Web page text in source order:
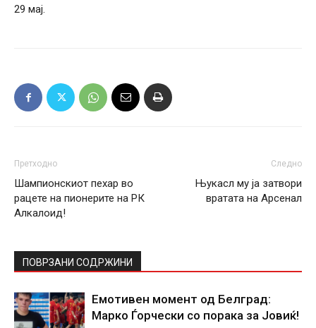
29 мај.
Претходно
Шампионскиот пехар во
рацете на пионерите на РК
Алкалоид!
Следно
Њукасл му ја затвори
вратата на Арсенал
ПОВРЗАНИ СОДРЖИНИ
Емотивен момент од Белград:
Марко Ѓорчески со порака за Јовиќ!